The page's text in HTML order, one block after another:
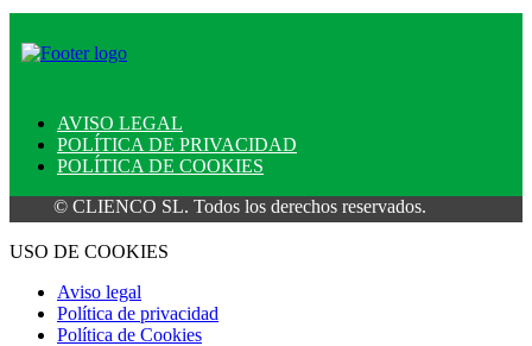
AVISO LEGAL
POLÍTICA DE PRIVACIDAD
POLÍTICA DE COOKIES
© CLIENCO SL. Todos los derechos reservados.
USO DE COOKIES
Aviso legal
Política de privacidad
Política de Cookies